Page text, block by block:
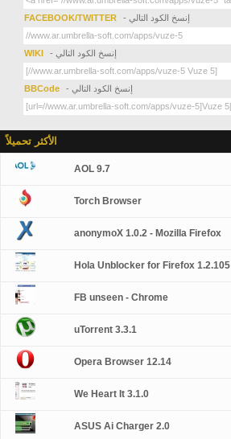
FACEBOOK/TWITTER - إنسخ الكود التالي
WIKI - إنسخ الكود التالي
BBCode - إنسخ الكود التالي
الأكثر تحميلاً
AOL 9.7
Torch Browser
anonymoX 1.0.2 - Mozilla Firefox
Hola Unblocker for Firefox 1.2.105
FB unseen - Chrome
uTorrent 3.3.1
Opera Browser 12.14
We Heart It 3.1.0
ASUS Ai Charger 2.0